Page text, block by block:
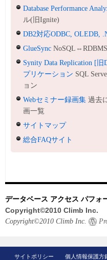
Database Performance
ル(旧Ignite)
DB2対応ODBC, OLEDB,
GlueSync
Synity Data Replication [
プリケーション SQL
ョン
Webセミナー録画集 過去
画一覧
サイトマップ
総合FAQサイト
データベース アクセス パフォ
Copyright©2010 Climb Inc.
Copyright©2010 Climb Inc.
サイトポリシー 個人情報保護方